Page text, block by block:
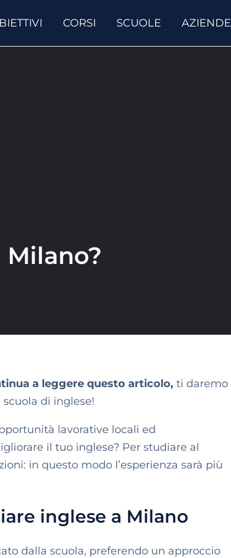
CORSI SCUOLE AZIENDE
a leggere questo articolo, ti daremo
di inglese!
lavorative locali ed
il tuo inglese? Per studiare al
in questo modo l’esperienza sarà più
inglese a Milano
dalla scuola, preferendo un approccio